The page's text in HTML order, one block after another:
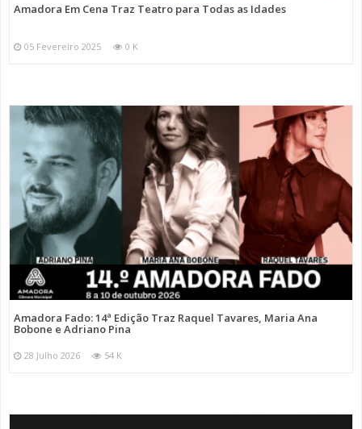
Amadora Em Cena Traz Teatro para Todas as Idades
05 Fevereiro 2025 0 K
Amadora Fado: 14ª Edição Traz Raquel Tavares, Maria Ana
Bobone e Adriano Pina
28 Julho 2026 54 K